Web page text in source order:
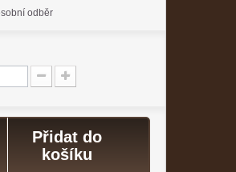
odběr
Přidat do
košíku